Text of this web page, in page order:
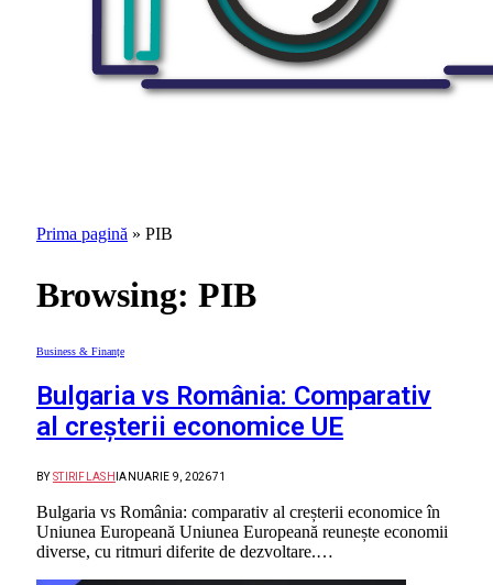
Prima pagină » PIB
Browsing: PIB
Business & Finanțe
Bulgaria vs România: Comparativ
al creșterii economice UE
BY STIRIFLASH IANUARIE 9, 202671
Bulgaria vs România: comparativ al creșterii economice în
Uniunea Europeană Uniunea Europeană reunește economii
diverse, cu ritmuri diferite de dezvoltare.…